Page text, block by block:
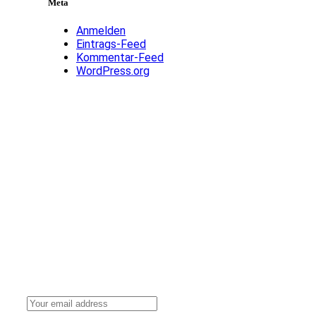
Meta
Anmelden
Eintrags-Feed
Kommentar-Feed
WordPress.org